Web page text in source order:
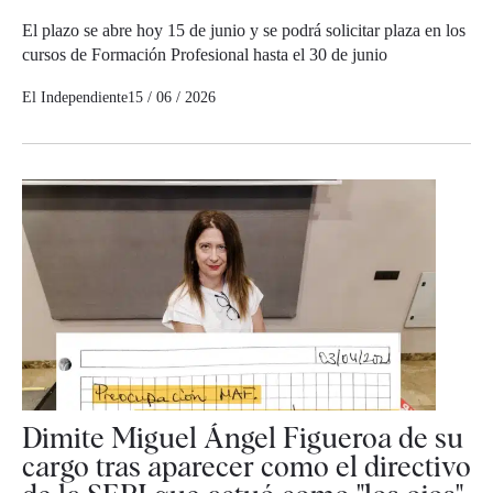
El plazo se abre hoy 15 de junio y se podrá solicitar plaza en los
cursos de Formación Profesional hasta el 30 de junio
El Independiente15 / 06 / 2026
Dimite Miguel Ángel Figueroa de su
cargo tras aparecer como el directivo